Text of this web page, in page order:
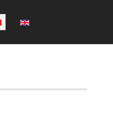
la tua lingua